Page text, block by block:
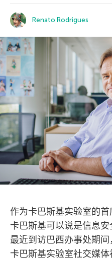
Renato Rodrigues
作为卡巴斯基实验室的
卡巴斯基可以说是信息安
最近到访巴西办事处期
卡巴斯基实验室社交媒